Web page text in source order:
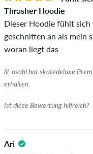
Ob die Bewertung von
Artikel wirklich gekauft
neben dem Namen mit
diesen Personen wurde
überprüft. Bei
leider nicht garantieren,
wirklich besitzen oder
Thrasher Hoodie
Dieser Hoodie fühlt
geschnitten an als mein
woran liegt das
lil_osahl hat skatedeluxe
erhalten.
Ist diese Bewertung hilfreich?
Ari